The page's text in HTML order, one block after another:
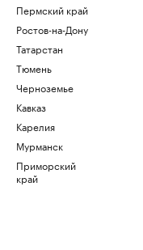
Пермский край
Ростов-на-Дону
Татарстан
Тюмень
Черноземье
Кавказ
Карелия
Мурманск
Приморский
край